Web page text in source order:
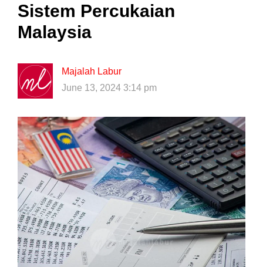
Sistem Percukaian
Malaysia
Majalah Labur
June 13, 2024 3:14 pm